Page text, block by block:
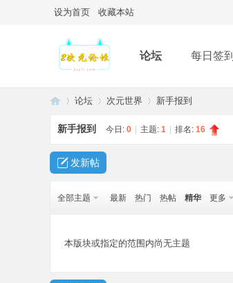
设为首页 收藏本站
论坛 每日签到
»
论坛
›
次元世界 新手报到
新手报到 今日: 0 主题: 1 排名: 16
发新帖
全部主题 最新 热门 热帖 精华 更多
本版块或指定的范围内尚无主题